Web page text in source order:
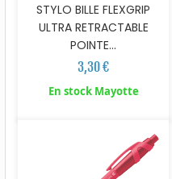
STYLO BILLE FLEXGRIP
ULTRA RETRACTABLE
POINTE...
3,30 €
En stock Mayotte